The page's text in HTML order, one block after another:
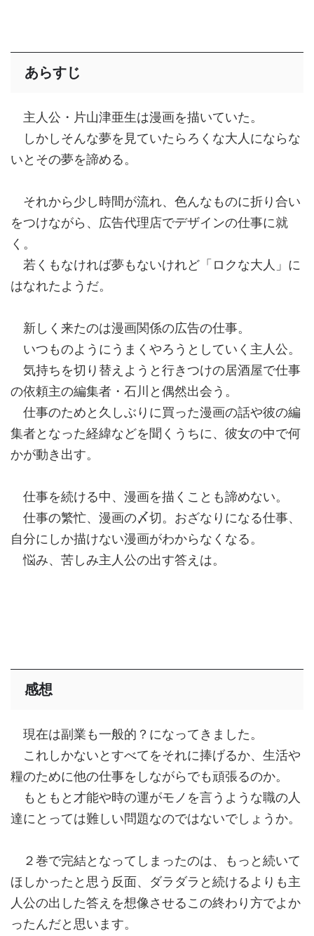
あらすじ
主人公・片山津亜生は漫画を描いていた。
しかしそんな夢を見ていたらろくな大人にならな
いとその夢を諦める。
それから少し時間が流れ、色んなものに折り合い
をつけながら、広告代理店でデザインの仕事に就
く。
若くもなければ夢もないけれど「ロクな大人」に
はなれたようだ。
新しく来たのは漫画関係の広告の仕事。
いつものようにうまくやろうとしていく主人公。
気持ちを切り替えようと行きつけの居酒屋で仕事
の依頼主の編集者・石川と偶然出会う。
仕事のためと久しぶりに買った漫画の話や彼の編
集者となった経緯などを聞くうちに、彼女の中で何
かが動き出す。
仕事を続ける中、漫画を描くことも諦めない。
仕事の繁忙、漫画の〆切。おざなりになる仕事、
自分にしか描けない漫画がわからなくなる。
悩み、苦しみ主人公の出す答えは。
感想
現在は副業も一般的？になってきました。
これしかないとすべてをそれに捧げるか、生活や
糧のために他の仕事をしながらでも頑張るのか。
もともと才能や時の運がモノを言うような職の人
達にとっては難しい問題なのではないでしょうか。
２巻で完結となってしまったのは、もっと続いて
ほしかったと思う反面、ダラダラと続けるよりも主
人公の出した答えを想像させるこの終わり方でよか
ったんだと思います。